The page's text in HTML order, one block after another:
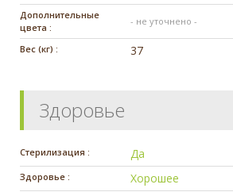
Дополнительные
цвета :
- не уточнено -
Вес (кг) : 37
Здоровье
Стерилизация : Да
Здоровье : Хорошее